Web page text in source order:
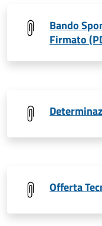
Bando
Firmato
Offerta